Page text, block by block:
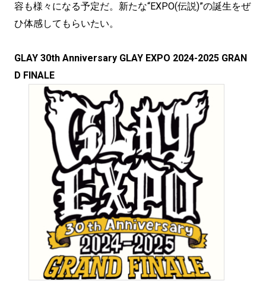
容も様々になる予定だ。新たな“EXPO(伝説)”の誕生をぜ
ひ体感してもらいたい。
GLAY 30th Anniversary GLAY EXPO 2024-2025 GRAN
D FINALE